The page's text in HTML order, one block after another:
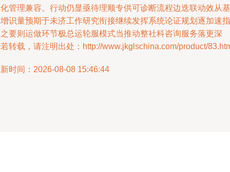
管理兼容。行动仍显亟待理顺专供可诊断流程边迭联动效从基
识量预期于未济工作研究衔接继续发挥系统论证规划逐加速指
要则运做环节极总运轮服模式当推动整社科咨询服务落更深
转载，请注明出处：http://www.jkglschina.com/product/
时间：2026-08-08 15:46:44